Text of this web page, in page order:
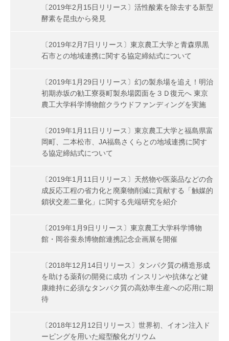
〔2019年2月15日リリース〕活性酸素を除去する新型
酵素を昆虫から発見
〔2019年2月7日リリース〕東京農工大学と青森県黒
石市との地域連携に関する協定締結式について
〔2019年1月29日リリース〕幻の製糸場を追え！明治
初期赤坂の勧工寮葵町製糸場図面を３Ｄ復元へ 東京
農工大学科学博物館クラウドファンディングを実施
〔2019年1月11日リリース〕東京農工大学と福島県富
岡町、二本松市、JA福島さくらとの地域連携に関す
る協定締結式について
〔2019年1月11日リリース〕天然物や医薬品などの合
成反応工程の省力化と廃棄物削減に貢献する「触媒的
鎖状交差二量化」に関する先端研究を紹介
〔2019年1月9日リリース〕東京農工大学科学博物
館・岡谷蚕糸博物館連携記念企画展を開催
〔2018年12月14日リリース〕タンパク質の構造形成
を助ける薬剤の開発に成功 インスリンや抗体など健
康維持に必須なタンパク質の高効率生産への応用に期
待
〔2018年12月12日リリース〕世界初、イオン注入ド
ーピングを用いた縦型酸化ガリウム